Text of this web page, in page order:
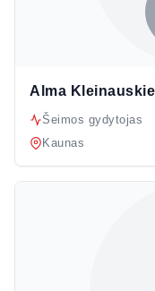
Alma
Šeimos gydytojas
Kaunas